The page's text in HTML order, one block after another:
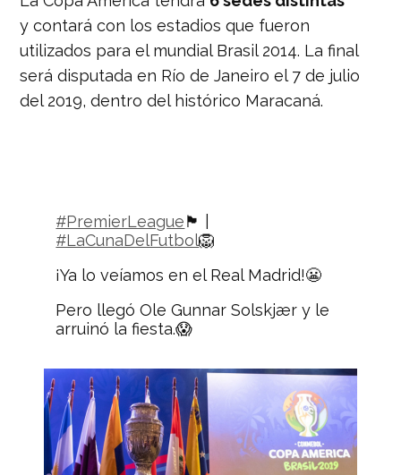
y contará con los estadios que fueron
utilizados para el mundial Brasil 2014. La final
será disputada en Río de Janeiro el 7 de julio
del 2019, dentro del histórico Maracaná.
#PremierLeague🏴󠁧󠁢󠁥󠁮󠁧󠁿 |
#LaCunaDelFutbol🦁
¡Ya lo veíamos en el Real Madrid!😬
Pero llegó Ole Gunnar Solskjær y le
arruinó la fiesta.😱
llegada del noruego al United.😎
https://t.co/sXfTtb3kDY
— Nación Deportes
(@naciondeportes_)
January 1, 2019